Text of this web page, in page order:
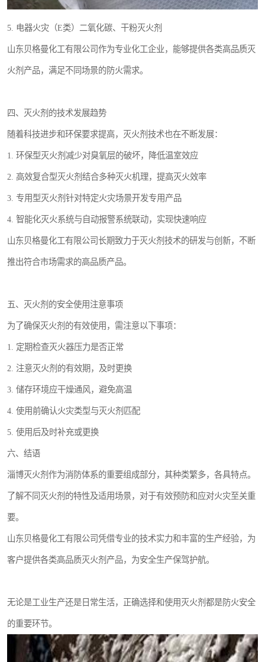
5. 电器火灾（E类）二氧化碳、干粉灭火剂
山东贝格曼化工有限公司作为专业化工企业，能够提供各类高品质灭
火剂产品，满足不同场景的防火需求。
四、灭火剂的技术发展趋势
随着科技进步和环保要求提高，灭火剂技术也在不断发展：
1. 环保型灭火剂减少对臭氧层的破坏，降低温室效应
2. 高效复合型灭火剂结合多种灭火机理，提高灭火效率
3. 专用型灭火剂针对特定火灾场景开发专用产品
4. 智能化灭火系统与自动报警系统联动，实现快速响应
山东贝格曼化工有限公司长期致力于灭火剂技术的研发与创新，不断
推出符合市场需求的高品质产品。
五、灭火剂的安全使用注意事项
为了确保灭火剂的有效使用，需注意以下事项：
1. 定期检查灭火器压力是否正常
2. 注意灭火剂的有效期，及时更换
3. 储存环境应干燥通风，避免高温
4. 使用前确认火灾类型与灭火剂匹配
5. 使用后及时补充或更换
六、结语
淄博灭火剂作为消防体系的重要组成部分，其种类繁多，各具特点。
了解不同灭火剂的特性及适用场景，对于有效预防和应对火灾至关重
要。
山东贝格曼化工有限公司凭借专业的技术实力和丰富的生产经验，为
客户提供各类高品质灭火剂产品，为安全生产保驾护航。
无论是工业生产还是日常生活，正确选择和使用灭火剂都是防火安全
的重要环节。